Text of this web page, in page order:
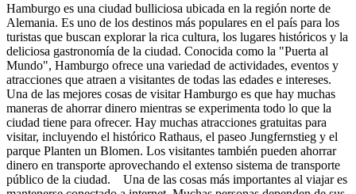
Hamburgo es una ciudad bulliciosa ubicada en la región norte de
Alemania. Es uno de los destinos más populares en el país para los
turistas que buscan explorar la rica cultura, los lugares históricos y la
deliciosa gastronomía de la ciudad. Conocida como la "Puerta al
Mundo", Hamburgo ofrece una variedad de actividades, eventos y
atracciones que atraen a visitantes de todas las edades e intereses.
Una de las mejores cosas de visitar Hamburgo es que hay muchas
maneras de ahorrar dinero mientras se experimenta todo lo que la
ciudad tiene para ofrecer. Hay muchas atracciones gratuitas para
visitar, incluyendo el histórico Rathaus, el paseo Jungfernstieg y el
parque Planten un Blomen. Los visitantes también pueden ahorrar
dinero en transporte aprovechando el extenso sistema de transporte
público de la ciudad. Una de las cosas más importantes al viajar es